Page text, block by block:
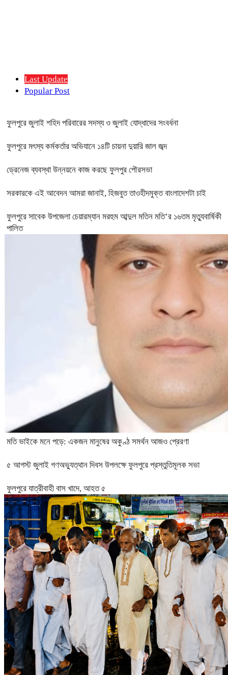
Last Update
Popular Post
ফুলপুরে জুলাই শহিদ পরিবারের সদস্য ও জুলাই যোদ্ধাদের সংবর্ধনা
ফুলপুরে মৎস্য কর্মকর্তার অভিযানে ১৪টি চায়না দুয়ারি জাল জব্দ
ড্রেনেজ ব্যবস্থা উন্নয়নে কাজ করছে ফুলপুর পৌরসভা
সরকারকে এই আবেদন আমরা জানাই, হিজবুত তাওহীদমুক্ত বাংলাদেশটা চাই
ফুলপুরে সাবেক উপজেলা চেয়ারম্যান মরহুম আব্দুল মতিন মতি’র ১৬তম মৃত্যুবার্ষিকী
পালিত
মতি ভাইকে মনে পড়ে: একজন মানুষের অকুণ্ঠ সমর্থন আজও প্রেরণা
৫ আগস্ট জুলাই গণঅভ্যুত্থান দিবস উপলক্ষে ফুলপুরে প্রস্তুতিমূলক সভা
ফুলপুরে যাত্রীবাহী বাস খাদে, আহত ৫